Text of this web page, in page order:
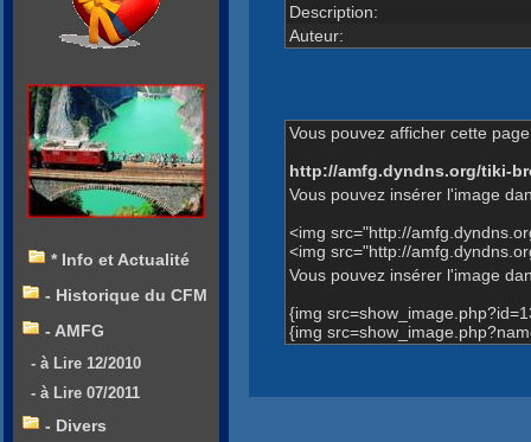
Description:
Auteur:
Vous pouvez afficher cette
http://amfg.dyndns.org/tiki-
Vous pouvez insérer l'image
<img src="http://
<img src="http://
Vous pouvez insérer l'image
{img
{img
* Info et Actualité
- Historique du CFM
- AMFG
- à Lire 12/2010
- à Lire 07/2011
- Divers